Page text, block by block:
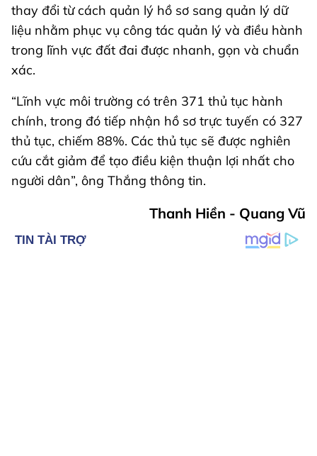
thay đổi từ cách quản lý hồ sơ sang quản lý dữ
liệu nhằm phục vụ công tác quản lý và điều hành
trong lĩnh vực đất đai được nhanh, gọn và chuẩn
xác.
“Lĩnh vực môi trường có trên 371 thủ tục hành
chính, trong đó tiếp nhận hồ sơ trực tuyến có 327
thủ tục, chiếm 88%. Các thủ tục sẽ được nghiên
cứu cắt giảm để tạo điều kiện thuận lợi nhất cho
người dân”, ông Thắng thông tin.
Thanh Hiền - Quang Vũ